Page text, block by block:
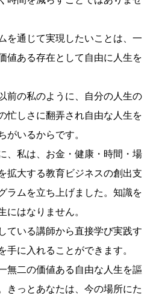
を通じて実現したいことは、一
値ある存在として自由に人生を
前の私のように、自分の人生の
忙しさに翻弄され自由な人生を
がいるからです。
、私は、お金・健康・時間・場
拡大する教育ビジネスの創出支
ラムを立ち上げました。知識を
にはなりません。
ている講師から直接学び実践す
手に入れることができます。
無二の価値ある自由な人生を謳
きっとあなたは、今の場所にた